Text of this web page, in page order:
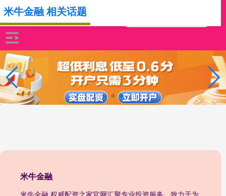
米牛金融
米牛金融,权威配资之家官网汇聚专业投资服务，致力于为
米牛金融 相关话题